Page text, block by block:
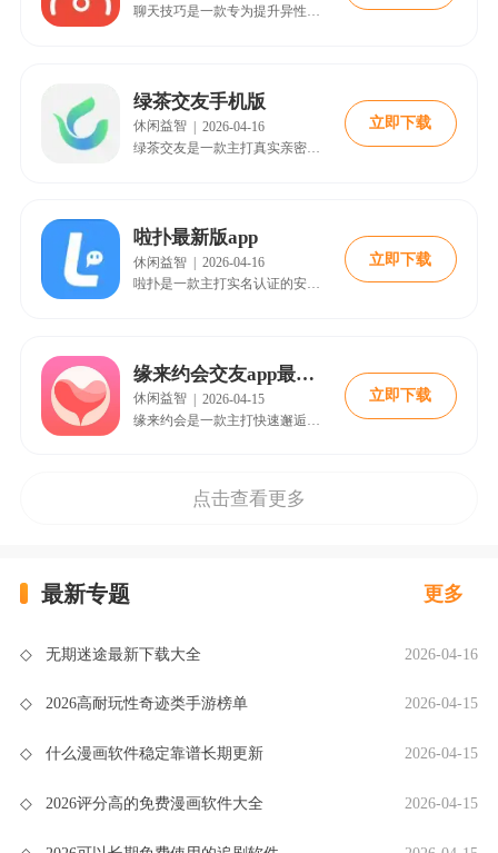
聊天技巧是一款专为提升异性社交能力打造的学习辅助应用，旨在帮助用户彻底告别尬聊困境。软件汇聚了大量实用聊天话术、热门话题素材与情景应对策略，手把手教会用户如何寻找话题并延续对话热度。无论是面对心仪女生时的无措紧张，还是日常沟通中的冷场尴尬，这里都能提供立竿见影的解决方案，让每一次聊天都游刃有余。
绿茶交友手机版
休闲益智 | 2026-04-16
绿茶交友是一款主打真实亲密互动的高品质语音视频社区平台，致力于为用户带来身临其境的视听社交盛宴。软件采用严格的审查机制确保用户真实性，营造纯净无扰的交友环境。在这里你可以与全国各地的高颜值用户进行零距离语音视频聊天，享受视觉与听觉的双重愉悦，体验比文字交流更具温度与感染力的全新社交方式。
立即下载
啦扑最新版app
休闲益智
2026-04-16
啦扑是一款主打实名认证的安全交友应用，为用户构建真实可信的线上社交圈。平台严格要求每位用户完成真实身份核验，从源头杜绝虚假信息与键盘侠侵扰，让大家能够放心结交来自五湖四海的朋友。用户既可通过软件寻找志同道合的新伙伴，也能添加现实中的家人、同学或同事，随时随地方便沟通，享受纯粹无忧的交流体验。
立即下载
缘来约会交友app最新版
休闲益智 | 2026-04-15
立即下载
点击查看更多
最新专题 更多
◇ 无期迷途最新下载大全 2026-04-16
◇ 2026高耐玩性奇迹类手游榜单 2026-04-15
◇ 什么漫画软件稳定靠谱长期更新 2026-04-15
◇ 2026评分高的免费漫画软件大全 2026-04-15